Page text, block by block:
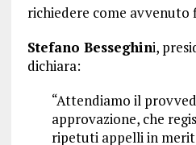
richiedere come avvenuto
Stefano Besseghini,
dichiara:
“Attendiamo il
approvazione, che
ripetuti appelli in